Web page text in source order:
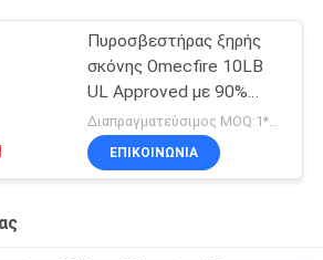
Πυροσβεστήρας ξηρής
σκόνης Omecfire 10LB
UL Approved με 90%
σκόνη ABC
Διαπραγματεύσιμος MOQ:1*20GP
ΕΠΙΚΟΙΝΩΝΊΑ